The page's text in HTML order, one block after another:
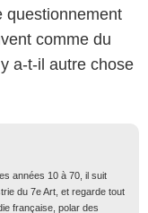
questionnement
comme du
a-t-il autre chose
années 10 à 70, il suit
du 7e Art, et regarde tout
française, polar des